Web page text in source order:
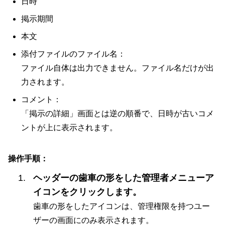
掲示期間
本文
添付ファイルのファイル名：
ファイル自体は出力できません。ファイル名だけが出
力されます。
コメント：
「掲示の詳細」画面とは逆の順番で、日時が古いコメ
ントが上に表示されます。
操作手順：
ヘッダーの歯車の形をした管理者メニューア
イコンをクリックします。
歯車の形をしたアイコンは、管理権限を持つユー
ザーの画面にのみ表示されます。